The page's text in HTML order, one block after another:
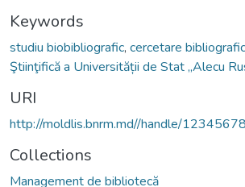
Keywords
studiu biobibliografic, cercetare
Ştiinţifică a Universității de Stat „Alecu
URI
http://moldlis.bnrm.md//handle/
Collections
Management de bibliotecă